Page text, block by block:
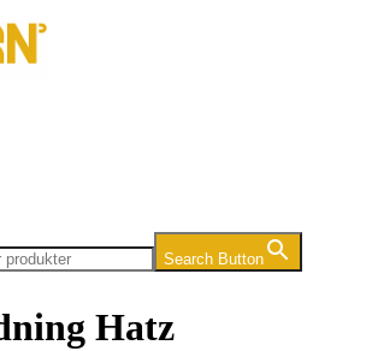
Search Button
Hatz